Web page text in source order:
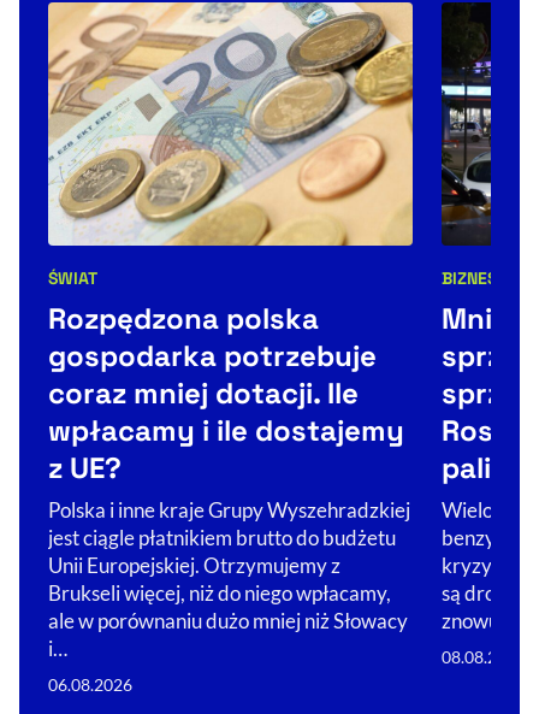
Kategorie artykułu:
ŚWIAT
Rozpędzona polska
gospodarka potrzebuje
coraz mniej dotacji. Ile
wpłacamy i ile dostajemy
z UE?
Polska i inne kraje Grupy Wyszehradzkiej
jest ciągle płatnikiem brutto do budżetu
Unii Europejskiej. Otrzymujemy z
Brukseli więcej, niż do niego wpłacamy,
ale w porównaniu dużo mniej niż Słowacy
i…
06.08.2026
Kategorie
BIZNES
Rosji
kryzysu
są drobni
znowu
08.08.2026